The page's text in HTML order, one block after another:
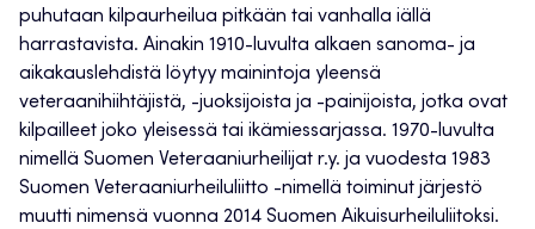
puhutaan kilpaurheilua pitkään tai vanhalla iällä
harrastavista. Ainakin 1910-luvulta alkaen sanoma- ja
aikakauslehdistä löytyy mainintoja yleensä
veteraanihiihtäjistä, -juoksijoista ja -painijoista, jotka ovat
kilpailleet joko yleisessä tai ikämiessarjassa. 1970-luvulta
nimellä Suomen Veteraaniurheilijat r.y. ja vuodesta 1983
Suomen Veteraaniurheiluliitto -nimellä toiminut järjestö
muutti nimensä vuonna 2014 Suomen Aikuisurheiluliitoksi.